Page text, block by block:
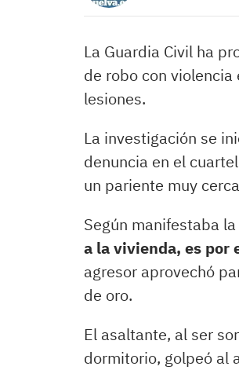
La Guardia Civil ha
de robo con
lesiones.
La investigación se
denuncia en el
un pariente muy
Según manifestaba
a la vivienda, es por
agresor aprovechó
de oro.
El asaltante, al ser
dormitorio, golpeó al